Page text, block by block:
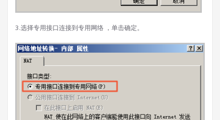
3.选择专用接口连接到专用网络 ，单击确定。